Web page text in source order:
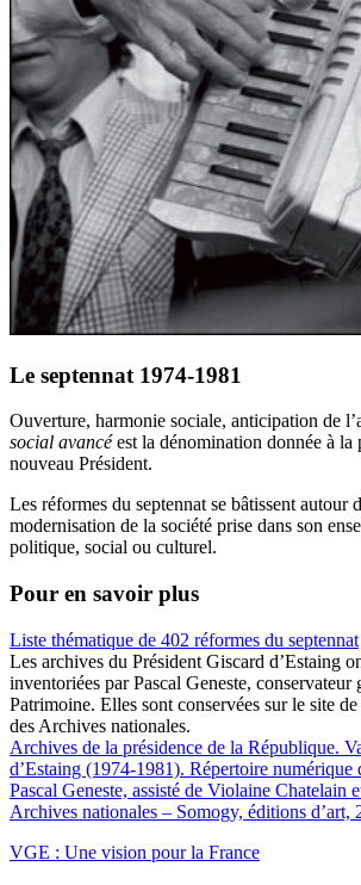
Le septennat 1974-1981
Ouverture, harmonie sociale, anticipation de
social avancéest la dénomination donnée à la
nouveau Président.
Les réformes du septennat se bâtissent autour
modernisation de la société prise dans son
politique, social ou culturel.
Pour en savoir plus
Liste thématique de 402 réformes du septennat
Les archives du Président Giscard d’Estaing
inventoriées par Pascal Geneste, conservateur
Patrimoine. Elles sont conservées sur le site
des Archives nationales.
Archives de la présidence de la République.
d’Estaing (1974-1981). Répertoire numérique
Pascal Geneste, assisté de Violaine Chatelain
Archives nationales – Somogy, éditions d’art,
VGE : Une vision pour la France